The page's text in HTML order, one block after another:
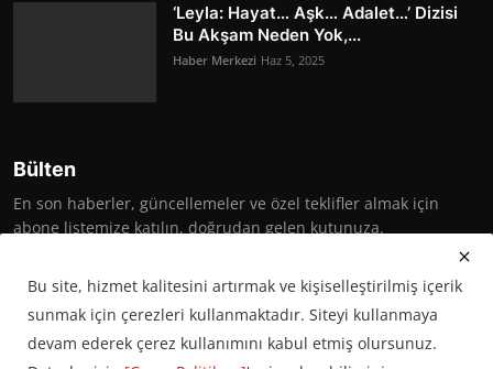
‘Leyla: Hayat… Aşk… Adalet…’ Dizisi
Bu Akşam Neden Yok,...
Haber Merkezi Haz 5, 2025
Bülten
En son haberler, güncellemeler ve özel teklifler almak için
abone listemize katılın, doğrudan gelen kutunuza.
Abone Ol
Bu site, hizmet kalitesini artırmak ve kişiselleştirilmiş içerik
sunmak için çerezleri kullanmaktadır. Siteyi kullanmaya
devam ederek çerez kullanımını kabul etmiş olursunuz.